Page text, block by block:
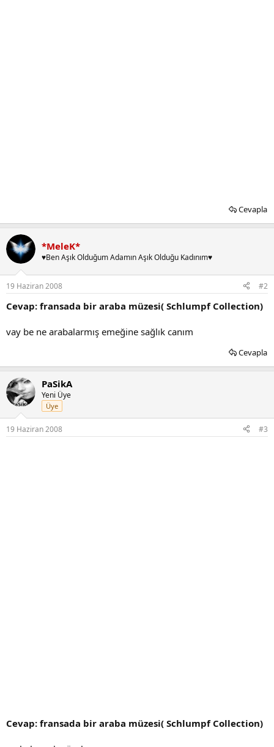
Cevapla
*MeleK*
♥Ben Aşık Olduğum Adamın Aşık Olduğu Kadınım♥
19 Haziran 2008 #2
Cevap: fransada bir araba müzesi( Schlumpf Collection)
vay be ne arabalarmış emeğine sağlık canım
Cevapla
PaSikA
Yeni Üye
Üye
19 Haziran 2008 #3
Cevap: fransada bir araba müzesi( Schlumpf Collection)